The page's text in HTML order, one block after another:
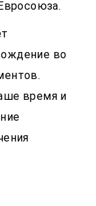
во
время и